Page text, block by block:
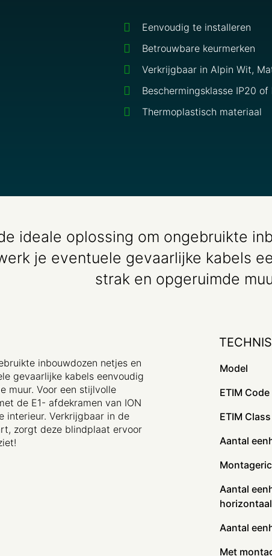
Eenvoudig te installeren
Betrouwbare keurmerken
Verkrijgbaar in Alpin Wit,
Beschermingsklasse IP20 of
Thermoplastisch materiaal
ideale oplossing om ongebruikte
je eventuele gevaarlijke kabels
strak en opgeruimde
inbouwdozen netjes en
gevaarlijke kabels eenvoudig
muur. Voor een stijlvolle
de E1- afdekramen van ION
interieur. Verkrijgbaar in de
zorgt deze blindplaat ervoor
Model
ETIM Code
ETIM Class
Aantal
Aantal
horizontaal
Aantal
Met